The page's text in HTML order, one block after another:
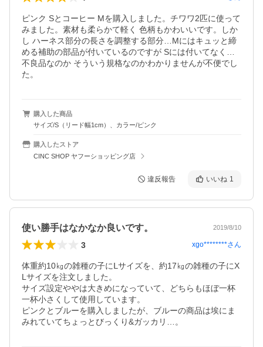
ピンク Sとコーヒー Mを購入しました。チワワ2匹に使って
みました。素材も柔らかて軽く 色柄もかわいいです。しか
し ハーネス部分の長さを調整する部分…Mにはキュッと締
める補助の部品が付いているのですが Sには付いてなく…
不良品なのか そういう規格なのかわかりませんが不便でし
た。
購入した商品
サイズ/S（リード幅1cm）、カラー/ピンク
購入したストア
CINC SHOP ヤフーショッピング店
違反報告 いいね 1
使い勝手はなかなか良いです。 2019/8/10
3 xgo********さん
体重約10㎏の雑種の子にⅬサイズを、約17㎏の雑種の子にX
Lサイズを注文しました。
サイズ設定ややは大きめになっていて、どちらもほぼ一杯
一杯小さくして使用しています。
ピンクとブルーを購入しましたが、ブルーの商品は埃にま
みれていてちょっとびっくり&ガッカリ…。